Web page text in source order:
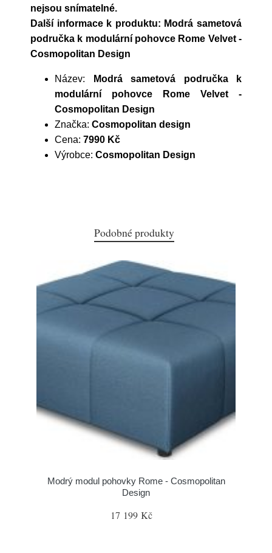
nejsou snímatelné.
Další informace k produktu: Modrá sametová
područka k modulární pohovce Rome Velvet -
Cosmopolitan Design
Název:
Modrá sametová područka k
modulární pohovce Rome Velvet -
Cosmopolitan Design
Značka: Cosmopolitan design
Cena: 7990 Kč
Výrobce: Cosmopolitan Design
Podobné produkty
Modrý modul pohovky Rome - Cosmopolitan
Design
17 199 Kč